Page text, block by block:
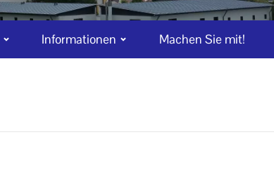
Informationen Machen Sie mit!